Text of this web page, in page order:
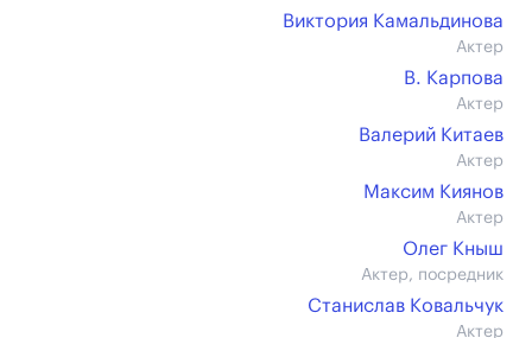
Виктория Камальдинова
Актер
В. Карпова
Актер
Валерий Китаев
Актер
Максим Киянов
Актер
Олег Кныш
Актер, посредник
Станислав Ковальчук
Актер